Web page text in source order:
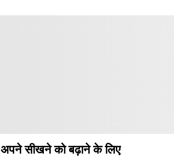
अपने सीखने को बढ़ाने के लिए